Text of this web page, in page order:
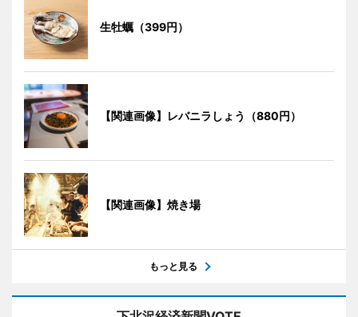
生牡蠣（399円）
【関連画像】レバニラしょう（880円）
【関連画像】焼き場
もっと見る